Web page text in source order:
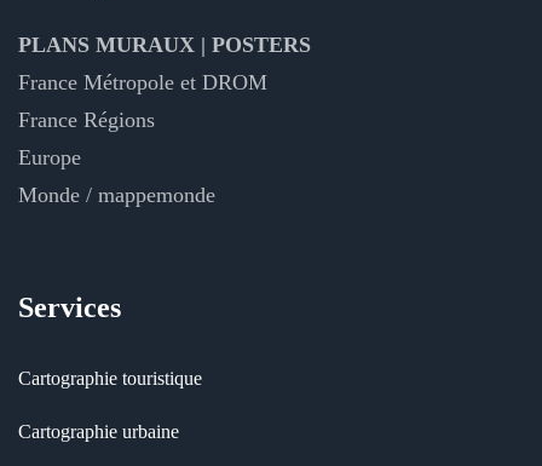
PLANS MURAUX | POSTERS
France Métropole et DROM
France Régions
Europe
Monde / mappemonde
Services
Cartographie touristique
Cartographie urbaine